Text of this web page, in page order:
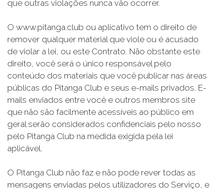
que outras violações nunca vão ocorrer.
O www.pitanga.club ou aplicativo tem o direito de
remover qualquer material que viole ou é acusado
de violar a lei, ou este Contrato. Não obstante este
direito, você será o único responsável pelo
conteúdo dos materiais que você publicar nas áreas
públicas do Pitanga Club e seus e-mails privados. E-
mails enviados entre você e outros membros site
que não são facilmente acessíveis ao público em
geral serão considerados confidenciais pelo nosso
pelo Pitanga Club na medida exigida pela lei
aplicável.
O Pitanga Club não faz e não pode rever todas as
mensagens enviadas pelos utilizadores do Serviço, e